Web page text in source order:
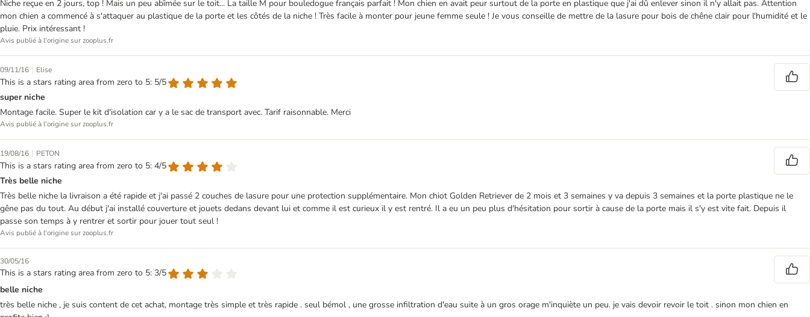
Niche reçue en 2 jours, top ! Mais un peu abîmée sur le toit... La taille M pour bouledogue français parfait ! Mon chien en avait peur surtout de la porte en plastique que j'ai dû enlever sinon il n'y allait pas. Attention
mon chien a commencé à s'attaquer au plastique de la porte et les côtés de la niche ! Très facile à monter pour jeune femme seule ! Je vous conseille de mettre de la lasure pour bois de chêne clair pour l'humidité et le
pluie. Prix intéressant !
Avis publié à l'origine sur zooplus.fr
09/11/16 | Elise
This is a stars rating area from zero to 5: 5/5
super niche
Montage facile. Super le kit d'isolation car y a le sac de transport avec. Tarif raisonnable. Merci
Avis publié à l'origine sur zooplus.fr
19/08/16 | PETON
This is a stars rating area from zero to 5: 4/5
Très belle niche
Très belle niche la livraison a été rapide et j'ai passé 2 couches de lasure pour une protection supplémentaire. Mon chiot Golden Retriever de 2 mois et 3 semaines y va depuis 3 semaines et la porte plastique ne le
gêne pas du tout. Au début j'ai installé couverture et jouets dedans devant lui et comme il est curieux il y est rentré. Il a eu un peu plus d'hésitation pour sortir à cause de la porte mais il s'y est vite fait. Depuis il
passe son temps à y rentrer et sortir pour jouer tout seul !
Avis publié à l'origine sur zooplus.fr
30/05/16
This is a stars rating area from zero to 5: 3/5
belle niche
très belle niche , je suis content de cet achat, montage très simple et très rapide . seul bémol , une grosse infiltration d'eau suite à un gros orage m'inquiète un peu. je vais devoir revoir le toit . sinon mon chien en